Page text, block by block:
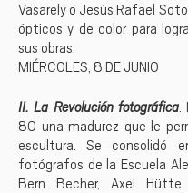
Vasarely o Jesús Rafael
ópticos y de color para
sus obras.
MIÉRCOLES, 8 DE JUNIO
II. La Revolución fotográfica.
80 una madurez que le
escultura. Se consolidó
fotógrafos de la Escuela
Bern Becher, Axel